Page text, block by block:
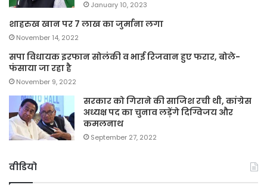
January 10, 2023
शाहरुख खान पर 7 लाख का जुर्माना लगा
November 14, 2022
सपा विधायक इरफान सोलंकी व भाई रिजवान हुए फरार, बोले-
फंसाया जा रहा है
November 9, 2022
सरकार को गिराने की साजिश रची थी, कांग्रेस
अध्यक्ष पद का चुनाव लड़ेंगे दिग्विजय और
कमलनाथ
September 27, 2022
वीडियो